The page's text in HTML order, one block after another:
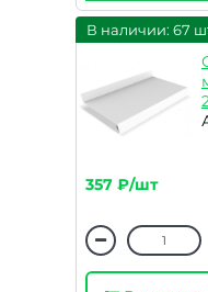
В наличии: 67
357 ₽/шт